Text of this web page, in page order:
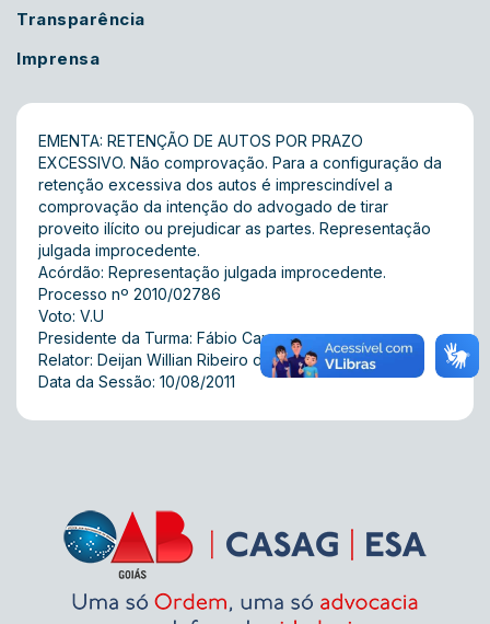
Transparência
Imprensa
EMENTA: RETENÇÃO DE AUTOS POR PRAZO
EXCESSIVO. Não comprovação. Para a configuração da
retenção excessiva dos autos é imprescindível a
comprovação da intenção do advogado de tirar
proveito ilícito ou prejudicar as partes. Representação
julgada improcedente.
Acórdão: Representação julgada improcedente.
Processo nº 2010/02786
Voto: V.U
Presidente da Turma: Fábio Carraro
Relator: Deijan Willian Ribeiro da Silva
Data da Sessão: 10/08/2011